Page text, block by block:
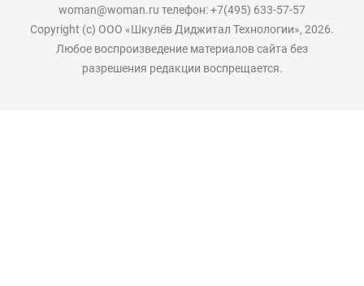
woman@woman.ru телефон: +7(495) 633-57-57
Copyright (с) ООО «Шкулёв Диджитал Технологии», 2026.
Любое воспроизведение материалов сайта без
разрешения редакции воспрещается.